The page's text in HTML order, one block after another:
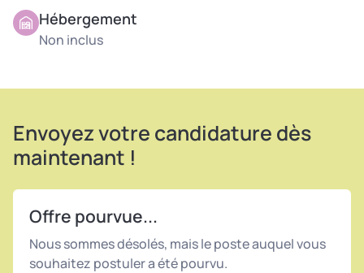
Hébergement
Non inclus
Envoyez votre candidature dès
maintenant !
Offre pourvue...
Nous sommes désolés, mais le poste auquel vous
souhaitez postuler a été pourvu.